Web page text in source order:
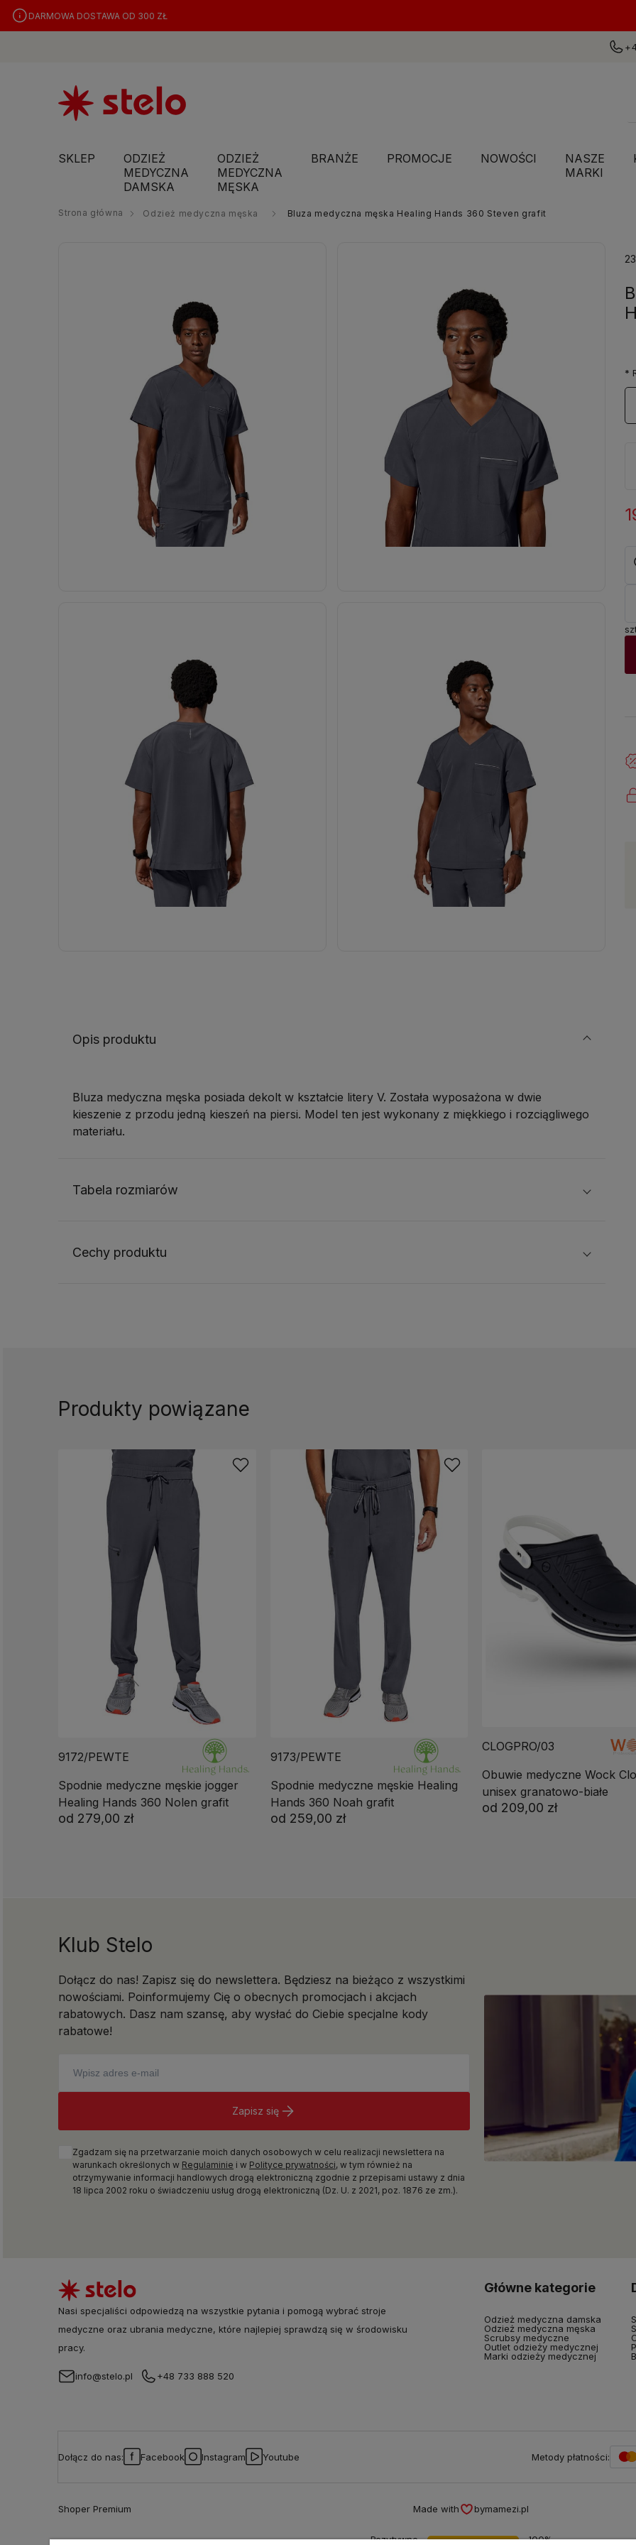
DARMOWA DOSTAWA OD 300 ZŁ
SKLEP
ODZIEŻ
MEDYCZNA
DAMSKA
ODZIEŻ
MEDYCZNA
MĘSKA
BRANŻE PROMOCJE NOWOŚCI
NASZE
MARKI
Strona główna Odzież medyczna męska Bluza medyczna męska Healing Hands 360 Steven grafit
*
Opis produktu
Bluza medyczna męska posiada dekolt w kształcie litery V. Została wyposażona w dwie
kieszenie z przodu jedną kieszeń na piersi. Model ten jest wykonany z miękkiego i rozciągliwego
materiału.
Tabela rozmiarów
Cechy produktu
Produkty powiązane
9172/PEWTE
Spodnie medyczne męskie jogger
Healing Hands 360 Nolen grafit
od 279,00 zł
9173/PEWTE
Spodnie medyczne męskie Healing
Hands 360 Noah grafit
od 259,00 zł
CLOGPRO/03
Obuwie medyczne Wock
unisex granatowo-białe
od 209,00 zł
Klub Stelo
Dołącz do nas! Zapisz się do newslettera. Będziesz na bieżąco z wszystkimi
nowościami. Poinformujemy Cię o obecnych promocjach i akcjach
rabatowych. Dasz nam szansę, aby wysłać do Ciebie specjalne kody
rabatowe!
Zapisz się
Zgadzam się na przetwarzanie moich danych osobowych w celu realizacji newslettera na
warunkach określonych w Regulaminie i w Polityce prywatności, w tym również na
otrzymywanie informacji handlowych drogą elektroniczną zgodnie z przepisami ustawy z dnia
18 lipca 2002 roku o świadczeniu usług drogą elektroniczną (Dz. U. z 2021, poz. 1876 ze zm.).
Nasi specjaliści odpowiedzą na wszystkie pytania i pomogą wybrać stroje
medyczne oraz ubrania medyczne, które najlepiej sprawdzą się w środowisku
pracy.
info@stelo.pl +48 733 888 520
Główne kategorie
Odzież medyczna damska
Odzież medyczna męska
Scrubsy medyczne
Outlet odzieży medycznej
Marki odzieży medycznej
Dołącz do nas: Facebook Instagram Youtube Metody płatności:
Shoper Premium Made with bymamezi.pl
Pozytywne 100%